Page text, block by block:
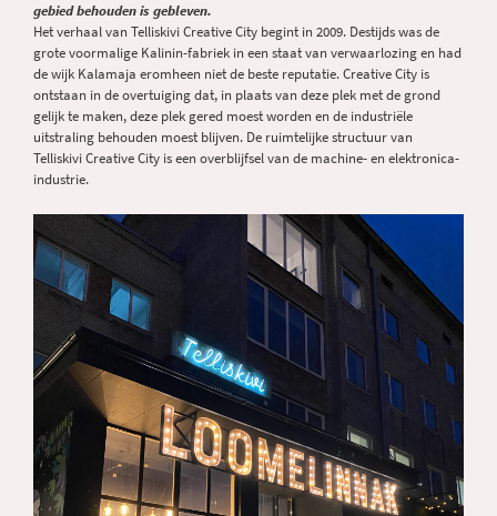
gebied behouden is gebleven.
Het verhaal van Telliskivi Creative City begint in 2009. Destijds was de
grote voormalige Kalinin-fabriek in een staat van verwaarlozing en had
de wijk Kalamaja eromheen niet de beste reputatie. Creative City is
ontstaan in de overtuiging dat, in plaats van deze plek met de grond
gelijk te maken, deze plek gered moest worden en de industriële
uitstraling behouden moest blijven. De ruimtelijke structuur van
Telliskivi Creative City is een overblijfsel van de machine- en elektronica-
industrie.